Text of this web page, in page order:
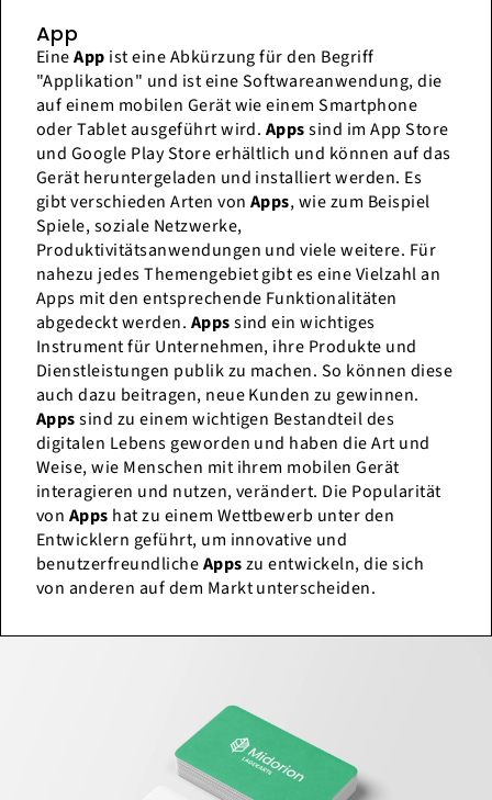
App
EineApp ist eine Abkürzung für den Begriff
"Applikation" und ist eine Softwareanwendung, die
auf einem mobilen Gerät wie einem Smartphone
oder Tablet ausgeführt wird. Appssind im App Store
und Google Play Store erhältlich und können auf das
Gerät heruntergeladen und installiert werden. Es
gibt verschieden Arten von Apps, wie zum Beispiel
Spiele, soziale Netzwerke,
Produktivitätsanwendungen und viele weitere. Für
nahezu jedes Themengebiet gibt es eine Vielzahl an
Apps mit den entsprechende Funktionalitäten
abgedeckt werden. Appssind ein wichtiges
Instrument für Unternehmen, ihre Produkte und
Dienstleistungen publik zu machen. So können diese
auch dazu beitragen, neue Kunden zu gewinnen.
Appssind zu einem wichtigen Bestandteil des
digitalen Lebens geworden und haben die Art und
Weise, wie Menschen mit ihrem mobilen Gerät
interagieren und nutzen, verändert. Die Popularität
von Apps hat zu einem Wettbewerb unter den
Entwicklern geführt, um innovative und
benutzerfreundlicheAppszu entwickeln, die sich
von anderen auf dem Markt unterscheiden.